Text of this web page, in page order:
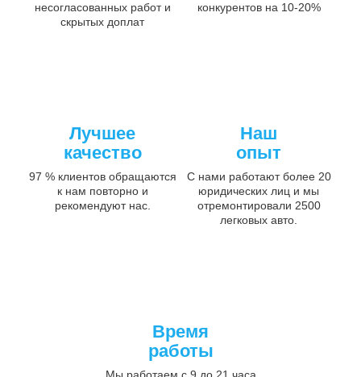
несогласованных работ и
скрытых доплат
конкурентов на 10-20%
Лучшее
качество
97 % клиентов обращаются
к нам повторно и
рекомендуют нас.
Наш
опыт
С нами работают более 20
юридических лиц и мы
отремонтировали 2500
легковых авто.
Время
работы